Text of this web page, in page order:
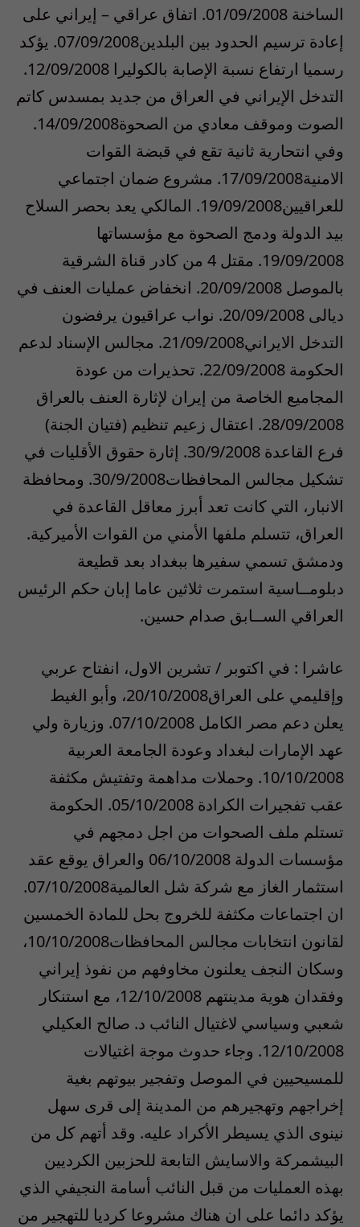
الساخنة 01/09/2008. اتفاق عراقي – إيراني على
إعادة ترسيم الحدود بين البلدين07/09/2008. يؤكد
رسميا ارتفاع نسبة الإصابة بالكوليرا 12/09/2008.
التدخل الإيراني في العراق من جديد بمسدس كاتم
الصوت وموقف معادي من الصحوة14/09/2008.
وفي انتحارية ثانية تقع في قبضة القوات
الامنية17/09/2008. مشروع ضمان اجتماعي
للعراقيين19/09/2008. المالكي يعد بحصر السلاح
بيد الدولة ودمج الصحوة مع مؤسساتها
19/09/2008. مقتل 4 من كادر قناة الشرقية
بالموصل 20/09/2008. انخفاض عمليات العنف في
ديالى 20/09/2008. نواب عراقيون يرفضون
التدخل الايراني21/09/2008. مجالس الإسناد لدعم
الحكومة 22/09/2008. تحذيرات من عودة
المجاميع الخاصة من إيران لإثارة العنف بالعراق
28/09/2008. اعتقال زعيم تنظيم (فتيان الجنة)
فرع القاعدة 30/9/2008. إثارة حقوق الأقليات في
تشكيل مجالس المحافظات30/9/2008. ومحافظة
الانبار، التي كانت تعد أبرز معاقل القاعدة في
العراق، تتسلم ملفها الأمني من القوات الأميركية.
ودمشق تسمي سفيرها ببغداد بعد قطيعة
دبلومــاسية استمرت ثلاثين عاما إبان حكم الرئيس
العراقي الســابق صدام حسين.
عاشرا : في اكتوبر / تشرين الاول، انفتاح عربي
وإقليمي على العراق20/10/2008، وأبو الغيط
يعلن دعم مصر الكامل 07/10/2008. وزيارة ولي
عهد الإمارات لبغداد وعودة الجامعة العربية
10/10/2008. وحملات مداهمة وتفتيش مكثفة
عقب تفجيرات الكرادة 05/10/2008. الحكومة
تستلم ملف الصحوات من اجل دمجهم في
مؤسسات الدولة 06/10/2008 والعراق يوقع عقد
استثمار الغاز مع شركة شل العالمية07/10/2008.
ان اجتماعات مكثفة للخروج بحل للمادة الخمسين
لقانون انتخابات مجالس المحافظات10/10/2008،
وسكان النجف يعلنون مخاوفهم من نفوذ إيراني
وفقدان هوية مدينتهم 12/10/2008، مع استنكار
شعبي وسياسي لاغتيال النائب د. صالح العكيلي
12/10/2008. وجاء حدوث موجة اغتيالات
للمسيحيين في الموصل وتفجير بيوتهم بغية
إخراجهم وتهجيرهم من المدينة إلى قرى سهل
نينوى الذي يسيطر الأكراد عليه. وقد أتهم كل من
البيشمركة والاسايش التابعة للحزبين الكرديين
بهذه العمليات من قبل النائب أسامة النجيفي الذي
يؤكد دائما على ان هناك مشروعا كرديا للتهجير من